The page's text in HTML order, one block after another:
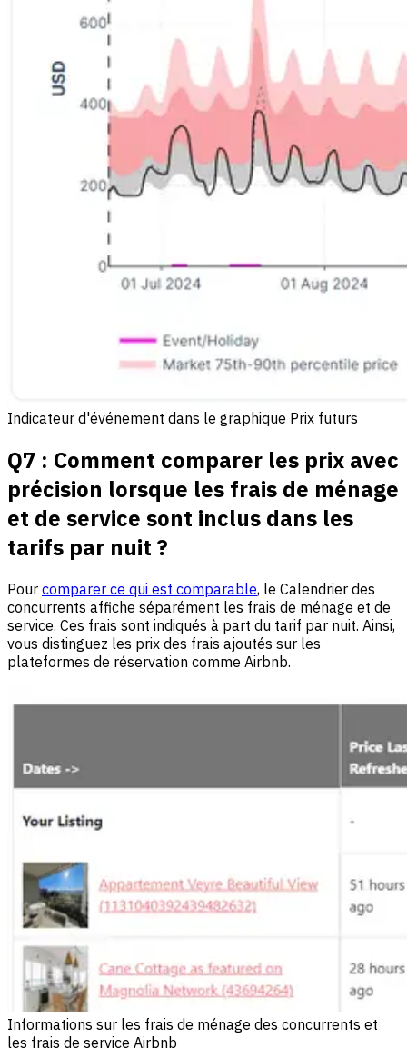
Indicateur d'événement dans le graphique Prix futurs
Q7 : Comment comparer les prix avec
précision lorsque les frais de ménage
et de service sont inclus dans les
tarifs par nuit ?
Pour comparer ce qui est comparable, le Calendrier des
concurrents affiche séparément les frais de ménage et de
service. Ces frais sont indiqués à part du tarif par nuit. Ainsi,
vous distinguez les prix des frais ajoutés sur les
plateformes de réservation comme Airbnb.
Informations sur les frais de ménage des concurrents et
les frais de service Airbnb